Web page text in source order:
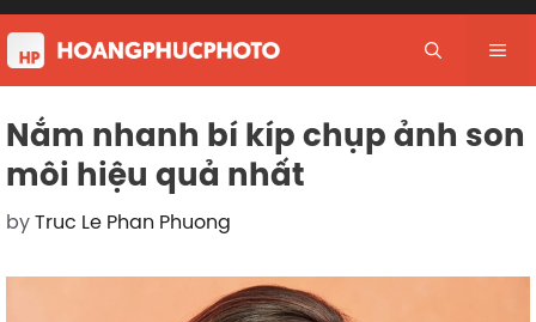
Skip
to
content
Nắm nhanh bí kíp chụp ảnh son
môi hiệu quả nhất
byTruc Le Phan Phuong